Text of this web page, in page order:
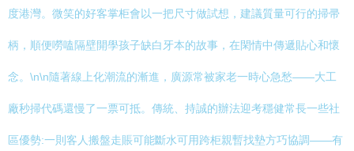
度港灣。微笑的好客掌柜會以一把尺寸做試想，建議質量可行的掃帚
柄，順便嘮嗑隔壁開學孩子缺白牙本的故事，在閑情中傳遞貼心和懷
念。\n\n隨著線上化潮流的漸進，廣源常被家老一時心急愁——大工
廠秒掃代碼還慢了一票可抵。傳統、持誠的辦法迎考穩健常長一些社
區優勢:一則客人搬盤走賬可能斷水可用跨柜親暫找墊方巧協調——有